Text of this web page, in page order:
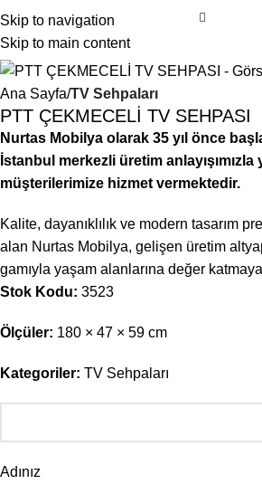
Skip to navigation
Skip to main content
Ana Sayfa TV Sehpaları
PTT ÇEKMECELİ TV SEHPASI
Nurtas Mobilya olarak 35 yıl önce
İstanbul merkezli üretim anlayışımızla
müşterilerimize hizmet vermektedir.
Kalite, dayanıklılık ve modern tasarım
alan Nurtas Mobilya, gelişen üretim
gamıyla yaşam alanlarına değer
Stok Kodu: 3523
Ölçüler: 180 × 47 × 59 cm
Kategoriler: TV Sehpaları
Adınız